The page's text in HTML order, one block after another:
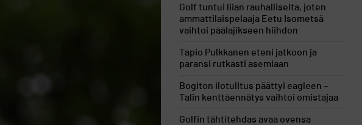
Golf tuntui liian rauhalliselta, joten
ammattilaispelaaja Eetu Isometsä
vaihtoi päälajikseen hiihdon
Tapio Pulkkanen eteni jatkoon ja
paransi rutkasti asemiaan
Bogiton ilotulitus päättyi eagleen –
Talin kenttäennätys vaihtoi omistajaa
Golfin tähtitehdas avaa ovensa